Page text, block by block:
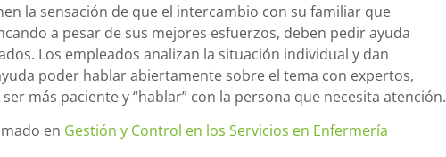
la sensación de que el intercambio con su familiar que
a pesar de sus mejores esfuerzos, deben pedir ayuda
Los empleados analizan la situación individual y dan
poder hablar abiertamente sobre el tema con expertos,
más paciente y “hablar” con la persona que necesita atención.
en Gestión y Control en los Servicios en Enfermería